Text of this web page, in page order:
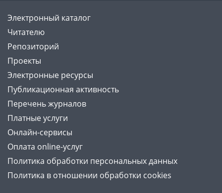
Электронный каталог
Читателю
Репозиторий
Проекты
Электронные ресурсы
Публикационная активность
Перечень журналов
Платные услуги
Онлайн-сервисы
Оплата online-услуг
Политика обработки персональных данных
Политика в отношении обработки cookies